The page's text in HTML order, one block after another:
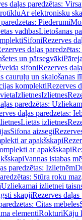
daļas paredzētas:
Ar elektronisku
Piederumi
vadībasLietošanas
SifoniRezerves
daļas
un pārsegvāki
sifoniRezerves
cauruļu un skalošanas
komplektiRezerves
IzlietnesIzlietnes
paredzētas:
daļas paredzētas:
Lietās izlietnes
Sifona aizsegi
ar apakšskapi
ar apakšskapi
Vannas istabas
paredzētas: Izlietnēm
Stūra roku
Uzliekamai izlietnei
skapjiRezerves
Citas mēbeles
elementiRokturiKāju